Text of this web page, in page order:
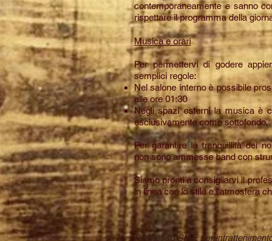
contemporaneamente e sanno
rispettare il programma della
Musica e orari
Per permettervi di godere
semplici regole:
Nel salone interno è possibile
alle ore 01:30
Negli spazi esterni la musica è
esclusivamente come sottofondo.
Per garantire la tranquillità dei
non sono ammesse band con
Siamo pronti a consigliarvi il
in linea con lo stile e l'atmosfera
Permesso SIAE per